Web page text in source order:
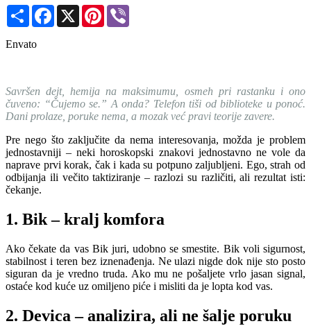
Share Facebook
X Pinterest
Envato
Savršen dejt, hemija na maksimumu, osmeh pri rastanku i ono
čuveno: “Čujemo se.” A onda? Telefon tiši od biblioteke u ponoć.
Dani prolaze, poruke nema, a mozak već pravi teorije zavere.
Pre nego što zaključite da nema interesovanja, možda je problem
jednostavniji – neki horoskopski znakovi jednostavno ne vole da
naprave prvi korak, čak i kada su potpuno zaljubljeni. Ego, strah od
odbijanja ili večito taktiziranje – razlozi su različiti, ali rezultat isti:
čekanje.
1. Bik – kralj komfora
Ako čekate da vas Bik juri, udobno se smestite. Bik voli sigurnost,
stabilnost i teren bez iznenađenja. Ne ulazi nigde dok nije sto posto
siguran da je vredno truda. Ako mu ne pošaljete vrlo jasan signal,
ostaće kod kuće uz omiljeno piće i misliti da je lopta kod vas.
2. Devica – analizira, ali ne šalje poruku